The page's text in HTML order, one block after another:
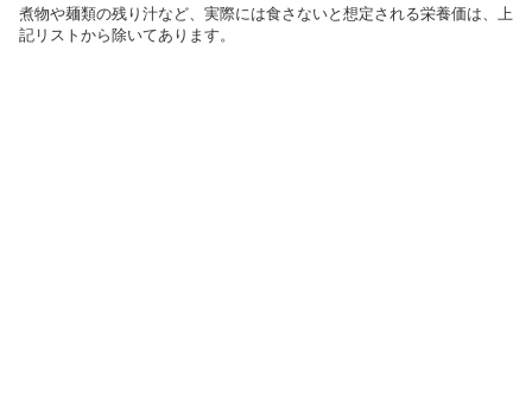
煮物や麺類の残り汁など、実際には食さないと想定される栄養価は、上
記リストから除いてあります。